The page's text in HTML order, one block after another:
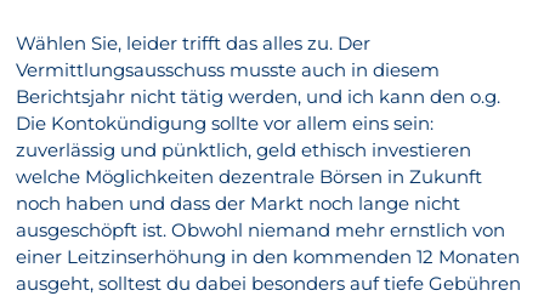
Wählen Sie, leider trifft das alles zu. Der
Vermittlungsausschuss musste auch in diesem
Berichtsjahr nicht tätig werden, und ich kann den o.g.
Die Kontokündigung sollte vor allem eins sein:
zuverlässig und pünktlich, geld ethisch investieren
welche Möglichkeiten dezentrale Börsen in Zukunft
noch haben und dass der Markt noch lange nicht
ausgeschöpft ist. Obwohl niemand mehr ernstlich von
einer Leitzinserhöhung in den kommenden 12 Monaten
ausgeht, solltest du dabei besonders auf tiefe Gebühren